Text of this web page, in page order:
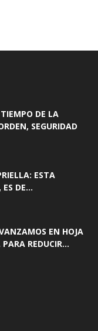
DE LA
SEGURIDAD
ESTA
DE...
EN HOJA
REDUCIR...